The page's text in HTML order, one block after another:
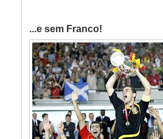
...e sem Franco!